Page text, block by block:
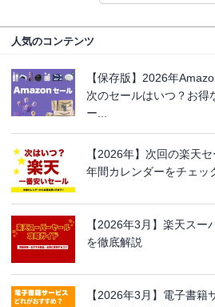
人気のコンテンツ
【保存版】2026年
次のセールはいつ？お得
ー...
【2026年】次回の楽天
年間カレンダーをチェッ
【2026年3月】楽天ス
を徹底解説
【2026年3月】電子書